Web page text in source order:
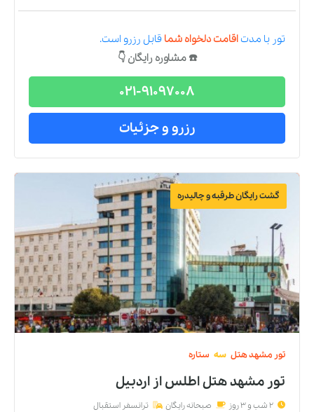
تور با مدتاقامت دلخواه شما قابل رزرو است.
☎️ مشاوره رایگان 👇
021-91097008
رزرو و جزئیات
گشت رایگان طرقبه و چالیدره
تور مشهدهتل سه ستاره
تور مشهد هتل اطلساز اردبیل
2 شب و 3 روز صبحانه رایگان ترانسفر استقبال